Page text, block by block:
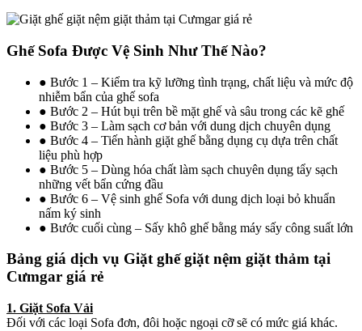
Ghế Sofa Được Vệ Sinh Như Thế Nào?
● Bước 1 – Kiểm tra kỹ lưỡng tình trạng, chất liệu và mức độ
nhiễm bẩn của ghế sofa
● Bước 2 – Hút bụi trên bề mặt ghế và sâu trong các kẽ ghế
● Bước 3 – Làm sạch cơ bản với dung dịch chuyên dụng
● Bước 4 – Tiến hành giặt ghế bằng dụng cụ dựa trên chất
liệu phù hợp
● Bước 5 – Dùng hóa chất làm sạch chuyên dụng tẩy sạch
những vết bẩn cứng đầu
● Bước 6 – Vệ sinh ghế Sofa với dung dịch loại bỏ khuẩn
nấm ký sinh
● Bước cuối cùng – Sấy khô ghế bằng máy sấy công suất lớn
Bảng giá dịch vụ Giặt ghế giặt nệm giặt thảm tại
Cưmgar giá rẻ
1. Giặt Sofa Vải
Đối với các loại Sofa đơn, đôi hoặc ngoại cỡ sẽ có mức giá khác.